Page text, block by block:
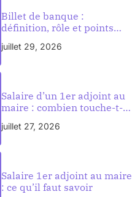
Billet de banque :
définition, rôle et points
juillet 29, 2026
Salaire d’un 1er adjoint au
maire : combien touche-t-il
juillet 27, 2026
Salaire 1er adjoint au maire
: ce qu’il faut savoir